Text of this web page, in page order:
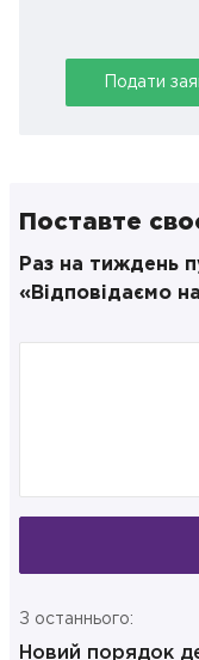
Подати
Поставте
Раз на тиждень
«Відповідаємо
З останнього:
Новий порядок